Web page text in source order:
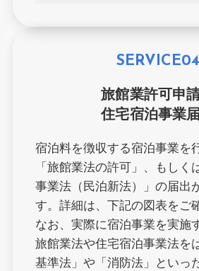
SERVICE04
旅館業許可申請
住宅宿泊事業
宿泊料を徴収する宿泊事業を
「旅館業法の許可」、もしく
事業法（民泊新法）」の届出
す。詳細は、下記の図表をご
なお、実際に宿泊事業を実施
旅館業法や住宅宿泊事業法を
基準法」や「消防法」といっ